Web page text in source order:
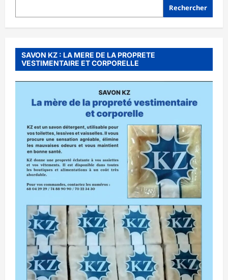
Rechercher
SAVON KZ : LA MERE DE LA PROPRETE
VESTIMENTAIRE ET CORPORELLE